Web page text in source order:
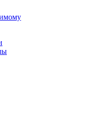
картинки,
фото приколы,